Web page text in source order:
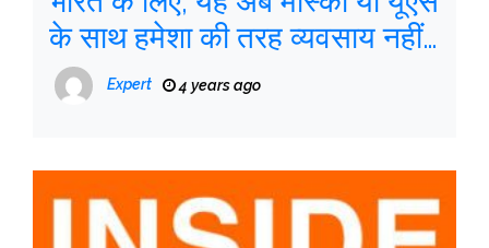
के साथ हमेशा की तरह व्यवसाय नहीं
रहा
Expert 4 years ago